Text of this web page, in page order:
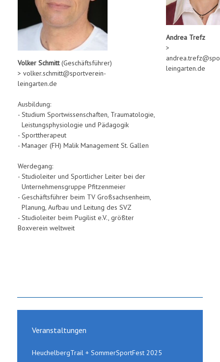
Volker Schmitt(Geschäftsführer)
> volker.schmitt@sportverein-
leingarten.de
Ausbildung:
- Studium Sportwissenschaften, Traumatologie,
Leistungsphysiologie und Pädagogik
- Sporttherapeut
- Manager (FH) Malik Management St. Gallen
Werdegang:
- Studioleiter und Sportlicher Leiter bei der
Unternehmensgruppe Pfitzenmeier
- Geschäftsführer beim TV Großsachsenheim,
Planung, Aufbau und Leitung des SVZ
- Studioleiter beim Pugilist e.V., größter
Boxverein weltweit
Andrea Trefz
>
leingarten.de
Veranstaltungen
HeuchelbergTrail + SommerSportFest 2025